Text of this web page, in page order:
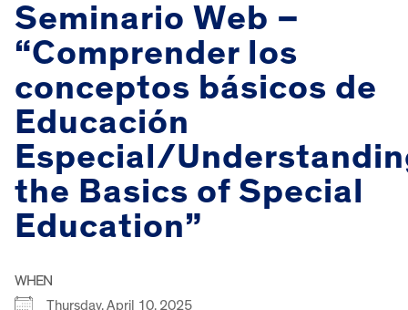
Seminario Web –
“Comprender los
conceptos básicos de
Educación
Especial/
the Basics of Special
Education”
WHEN
Thursday, April 10, 2025